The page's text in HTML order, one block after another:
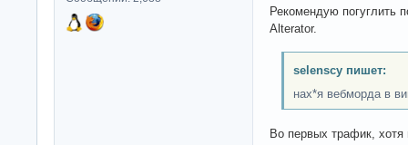
Рекомендую погуглить
Alterator.
selenscy пишет:
нах*я вебморда в
Во первых трафик, хотя